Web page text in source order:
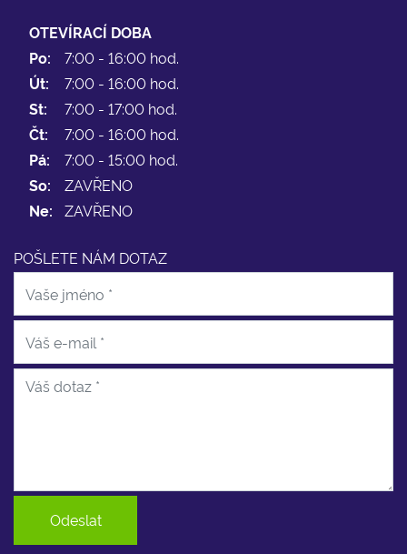
OTEVÍRACÍ DOBA
Po:
7:00 - 16:00 hod.
Út:
7:00 - 16:00 hod.
St:
7:00 - 17:00 hod.
Čt:
7:00 - 16:00 hod.
Pá:
7:00 - 15:00 hod.
So:
ZAVŘENO
Ne:
ZAVŘENO
POŠLETE NÁM DOTAZ
Odeslat